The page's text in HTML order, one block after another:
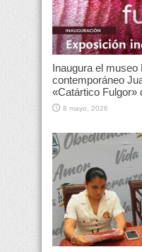
Inaugura el
contemporáneo
«Catártico Fulgor»
8 mayo, 2026